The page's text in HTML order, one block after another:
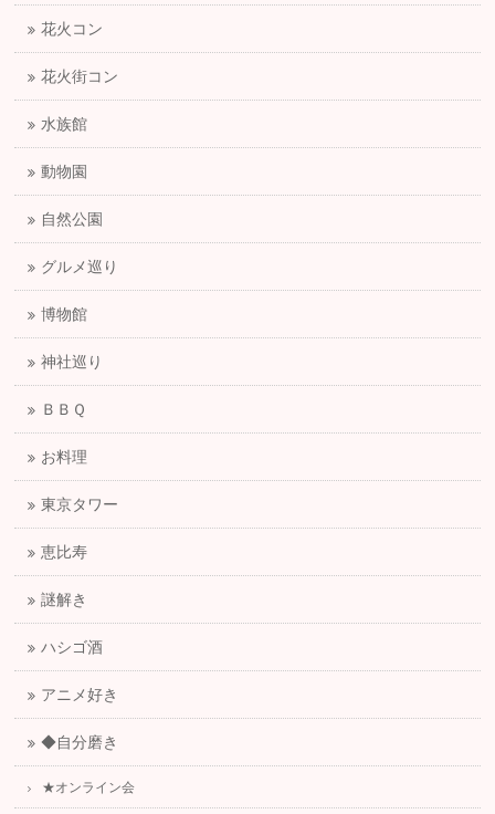
花火コン
花火街コン
水族館
動物園
自然公園
グルメ巡り
博物館
神社巡り
ＢＢＱ
お料理
東京タワー
恵比寿
謎解き
ハシゴ酒
アニメ好き
◆自分磨き
★オンライン会